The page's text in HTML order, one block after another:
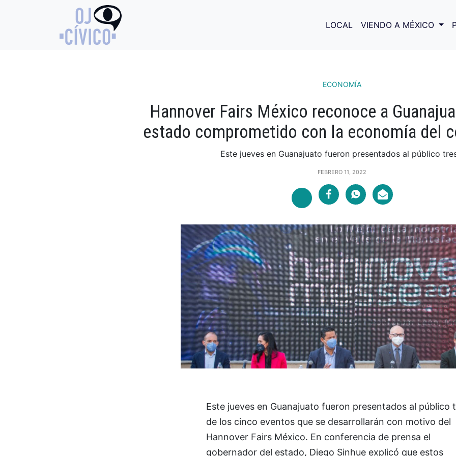
LOCAL VIENDO A MÉXICO
ECONOMÍA
Hannover Fairs México reconoce a
estado comprometido con la economía del
Este jueves en Guanajuato fueron presentados al público
FEBRERO 11, 2022
Este jueves en Guanajuato fueron presentados al público
de los cinco eventos que se desarrollarán con motivo del
Hannover Fairs México. En conferencia de prensa el
gobernador del estado, Diego Sinhue explicó que estos